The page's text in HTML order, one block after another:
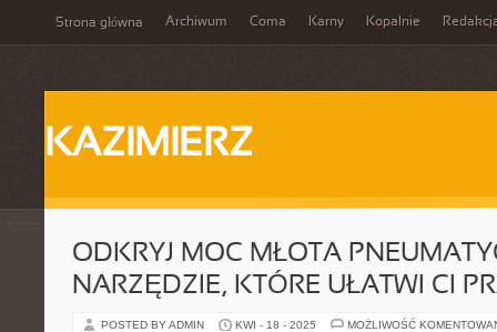
Strona główna Archiwum Coma Karny Kopalnie
KAZIMIERZ
ODKRYJ MOC MŁOTA
NARZĘDZIE, KTÓRE UŁATWI CI
POSTED BY ADMIN KWI - 18 - 2025 MOŻLIWOŚĆ